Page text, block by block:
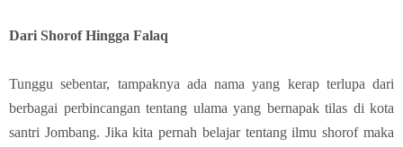
Dari Shorof Hingga Falaq
Tunggu sebentar, tampaknya ada nama yang kerap terlupa dari
berbagai perbincangan tentang ulama yang bernapak tilas di kota
santri Jombang. Jika kita pernah belajar tentang ilmu shorof maka